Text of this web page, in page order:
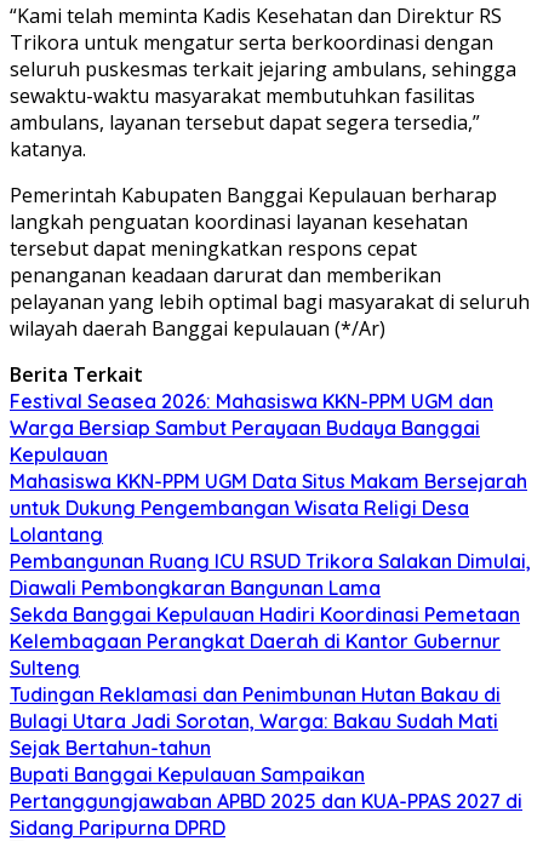
“Kami telah meminta Kadis Kesehatan dan Direktur RS
Trikora untuk mengatur serta berkoordinasi dengan
seluruh puskesmas terkait jejaring ambulans, sehingga
sewaktu-waktu masyarakat membutuhkan fasilitas
ambulans, layanan tersebut dapat segera tersedia,”
katanya.
Pemerintah Kabupaten Banggai Kepulauan berharap
langkah penguatan koordinasi layanan kesehatan
tersebut dapat meningkatkan respons cepat
penanganan keadaan darurat dan memberikan
pelayanan yang lebih optimal bagi masyarakat di seluruh
wilayah daerah Banggai kepulauan (*/Ar)
Berita Terkait
Festival Seasea 2026: Mahasiswa KKN-PPM UGM dan
Warga Bersiap Sambut Perayaan Budaya Banggai
Kepulauan
Mahasiswa KKN-PPM UGM Data Situs Makam Bersejarah
untuk Dukung Pengembangan Wisata Religi Desa
Lolantang
Pembangunan Ruang ICU RSUD Trikora Salakan Dimulai,
Diawali Pembongkaran Bangunan Lama
Sekda Banggai Kepulauan Hadiri Koordinasi Pemetaan
Kelembagaan Perangkat Daerah di Kantor Gubernur
Sulteng
Tudingan Reklamasi dan Penimbunan Hutan Bakau di
Bulagi Utara Jadi Sorotan, Warga: Bakau Sudah Mati
Sejak Bertahun-tahun
Bupati Banggai Kepulauan Sampaikan
Pertanggungjawaban APBD 2025 dan KUA-PPAS 2027 di
Sidang Paripurna DPRD